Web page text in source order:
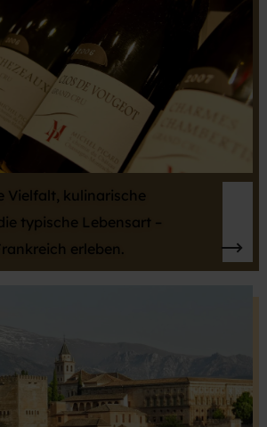
Vielfalt, kulinarische
typische Lebensart –
erleben.